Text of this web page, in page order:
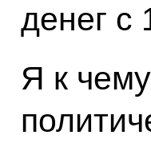
денег с
Я к